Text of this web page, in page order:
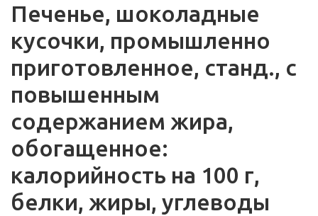
Печенье, шоколадные
кусочки, промышленно
приготовленное, станд., с
повышенным
содержанием жира,
обогащенное:
калорийность на 100 г,
белки, жиры, углеводы